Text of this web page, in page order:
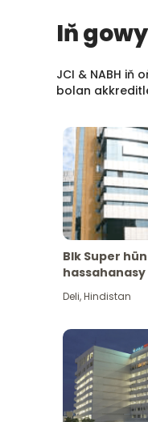
Iň
JCI & NABH
bolan
Blk Super
hassahanasy
Deli,Hindistan